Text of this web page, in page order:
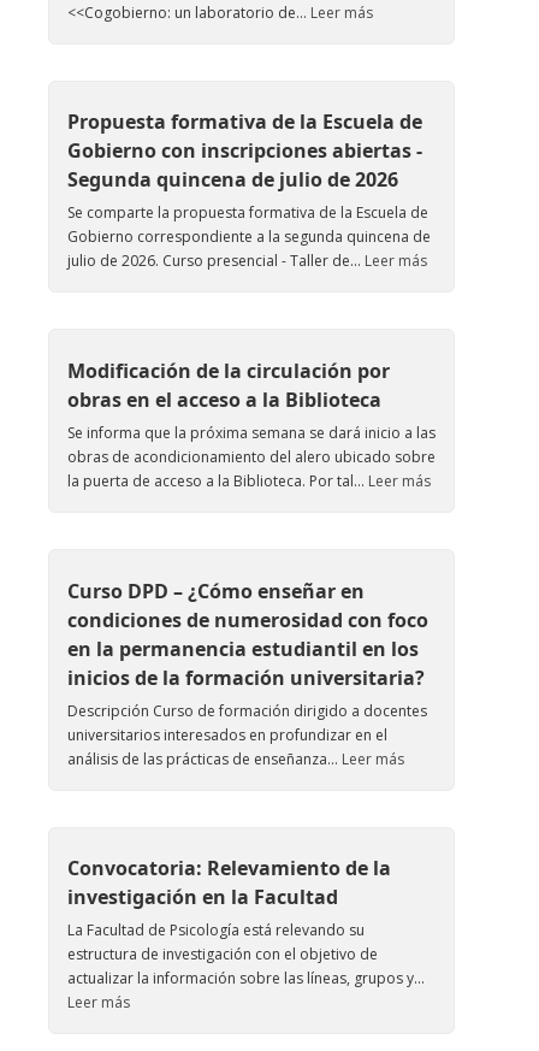
<<Cogobierno: un laboratorio de... Leer más
Propuesta formativa de la Escuela de
Gobierno con inscripciones abiertas -
Segunda quincena de julio de 2026
Se comparte la propuesta formativa de la Escuela de
Gobierno correspondiente a la segunda quincena de
julio de 2026. Curso presencial - Taller de... Leer más
Modificación de la circulación por
obras en el acceso a la Biblioteca
Se informa que la próxima semana se dará inicio a las
obras de acondicionamiento del alero ubicado sobre
la puerta de acceso a la Biblioteca. Por tal... Leer más
Curso DPD – ¿Cómo enseñar en
condiciones de numerosidad con foco
en la permanencia estudiantil en los
inicios de la formación universitaria?
Descripción Curso de formación dirigido a docentes
universitarios interesados en profundizar en el
análisis de las prácticas de enseñanza... Leer más
Convocatoria: Relevamiento de la
investigación en la Facultad
La Facultad de Psicología está relevando su
estructura de investigación con el objetivo de
actualizar la información sobre las líneas, grupos y...
Leer más